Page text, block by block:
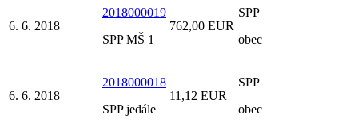
6. 6. 2018
2018000019
SPP MŠ 1
762,00 EUR
SPP
obec
6. 6. 2018
2018000018
SPP jedále
11,12 EUR
SPP
obec